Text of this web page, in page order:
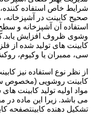
شرایط خاص استفاده
صحیح کابینت در
استفاده آن آشپزخانه و
وشوی ظروف افزایش
کابینت های تولید شده از
سی، ممبران یا وکیوم،
از نظر نوع استفاده نیز
کابینت روشویی (مخصوص
مواد اولیه تولید کابینت
می باشد. زیرا این ماده
تشکیل دهنده کابینتصفحه